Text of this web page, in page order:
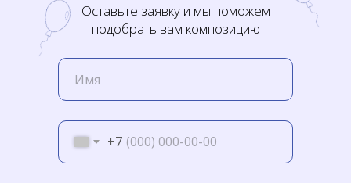
+7
Оставьте заявку и мы поможем
подобрать вам композицию